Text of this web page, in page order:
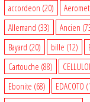
accordeon (20)
Allemand (33) Ancien
Bayard (20) bille (12)
Cartouche (88)
Ebonite (68) EDACOTO